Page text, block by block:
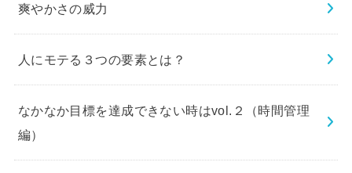
爽やかさの威力
人にモテる３つの要素とは？
なかなか目標を達成できない時はvol.２（時間管理
編）